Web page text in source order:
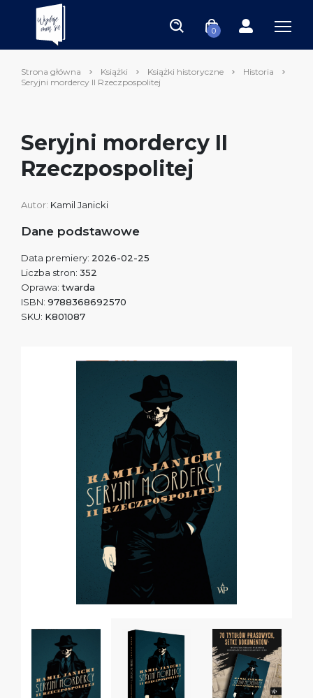
0
Strona główna Książki Książki historyczne
Historia
Seryjni mordercy II Rzeczpospolitej
Seryjni mordercy II
Rzeczpospolitej
Autor: Kamil Janicki
Dane podstawowe
Data premiery: 2026-02-25
Liczba stron: 352
Oprawa: twarda
ISBN: 9788368692570
SKU: K801087